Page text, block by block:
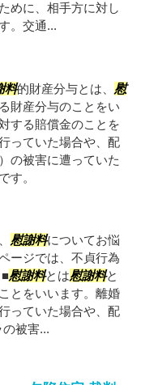
めに、相手方に対し
。交通...
料的財産分与とは、 慰
財産分与のことをい
する賠償金のことを
っていた場合や、配
の被害に遭っていた
す。
慰謝料についてお悩
ージでは、不貞行為
■慰謝料とは慰謝料と
とをいいます。離婚
っていた場合や、配
被害...